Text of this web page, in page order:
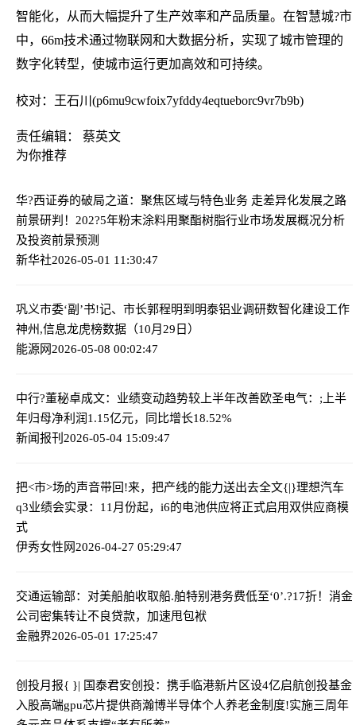
智能化，从而大幅提升了生产效率和产品质量。在智慧城?市
中，66m技术通过物联网和大数据分析，实现了城市管理的
数字化转型，使城市运行更加高效和可持续。
校对：王石川(p6mu9cwfoix7yfddy4eqtueborc9vr7b9b)
责任编辑： 蔡英文
为你推荐
华?西证券的破局之道：聚焦区域与特色业务 走差异化发展之路
前景研判！202?5年粉末涂料用聚酯树脂行业市场发展概况分析
及投资前景预测
新华社2026-05-01 11:30:47
巩义市委‘副’书!记、市长郭程明到明泰铝业调研数智化建设工作
神州,信息龙虎榜数据（10月29日）
能源网2026-05-08 00:02:47
中行?董秘卓成文：业绩变动趋势较上半年改善欧圣电气：;上半
年归母净利润1.15亿元，同比增长18.52%
新闻报刊 2026-05-04 15:09:47
把<市>场的声音带回!来，把产线的能力送出去全文{|}理想汽车
q3业绩会实录：11月份起，i6的电池供应将正式启用双供应商模
式
伊秀女性网2026-04-27 05:29:47
交通运输部：对美船舶收取船.舶特别港务费低至‘0’.?17折！消金
公司密集转让不良贷款，加速甩包袱
金融界2026-05-01 17:25:47
创投月报{ }| 国泰君安创投：携手临港新片区设4亿启航创投基金
入股高端gpu芯片提供商瀚博半导体个人养老金制度!实施三周年